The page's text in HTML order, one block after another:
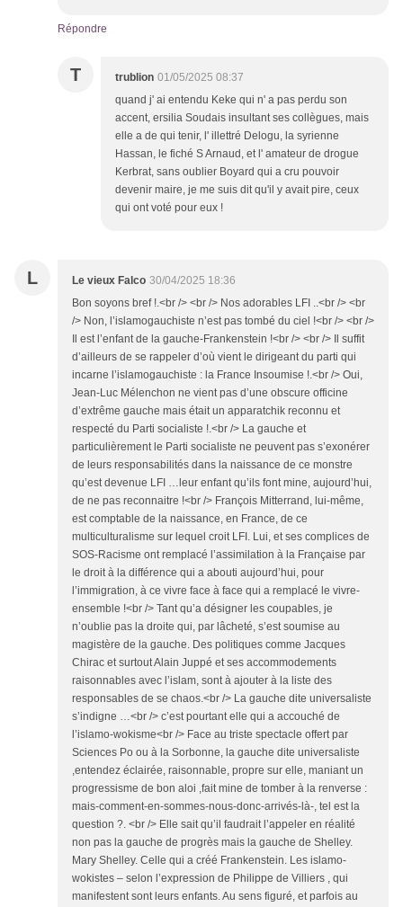
Répondre
T trublion 01/05/2025 08:37
quand j' ai entendu Keke qui n' a pas perdu son
accent, ersilia Soudais insultant ses collègues, mais
elle a de qui tenir, l' illettré Delogu, la syrienne
Hassan, le fiché S Arnaud, et l' amateur de drogue
Kerbrat, sans oublier Boyard qui a cru pouvoir
devenir maire, je me suis dit qu'il y avait pire, ceux
qui ont voté pour eux !
L Le vieux Falco 30/04/2025 18:36
Bon soyons bref !.<br /> <br /> Nos adorables LFI ..<br /> <br
/> Non, l’islamogauchiste n’est pas tombé du ciel !<br /> <br />
Il est l’enfant de la gauche-Frankenstein !<br /> <br /> Il suffit
d’ailleurs de se rappeler d’où vient le dirigeant du parti qui
incarne l’islamogauchiste : la France Insoumise !.<br /> Oui,
Jean-Luc Mélenchon ne vient pas d’une obscure officine
d’extrême gauche mais était un apparatchik reconnu et
respecté du Parti socialiste !.<br /> La gauche et
particulièrement le Parti socialiste ne peuvent pas s’exonérer
de leurs responsabilités dans la naissance de ce monstre
qu’est devenue LFI …leur enfant qu’ils font mine, aujourd’hui,
de ne pas reconnaitre !<br /> François Mitterrand, lui-même,
est comptable de la naissance, en France, de ce
multiculturalisme sur lequel croit LFI. Lui, et ses complices de
SOS-Racisme ont remplacé l’assimilation à la Française par
le droit à la différence qui a abouti aujourd’hui, pour
l’immigration, à ce vivre face à face qui a remplacé le vivre-
ensemble !<br /> Tant qu’a désigner les coupables, je
n’oublie pas la droite qui, par lâcheté, s’est soumise au
magistère de la gauche. Des politiques comme Jacques
Chirac et surtout Alain Juppé et ses accommodements
raisonnables avec l’islam, sont à ajouter à la liste des
responsables de se chaos.<br /> La gauche dite universaliste
s’indigne …<br /> c’est pourtant elle qui a accouché de
l’islamo-wokisme<br /> Face au triste spectacle offert par
Sciences Po ou à la Sorbonne, la gauche dite universaliste
,entendez éclairée, raisonnable, propre sur elle, maniant un
progressisme de bon aloi ,fait mine de tomber à la renverse :
mais-comment-en-sommes-nous-donc-arrivés-là-, tel est la
question ?. <br /> Elle sait qu’il faudrait l’appeler en réalité
non pas la gauche de progrès mais la gauche de Shelley.
Mary Shelley. Celle qui a créé Frankenstein. Les islamo-
wokistes – selon l’expression de Philippe de Villiers , qui
manifestent sont leurs enfants. Au sens figuré, et parfois au